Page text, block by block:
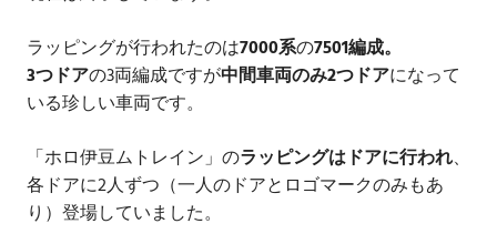
ラッピングが行われたのは7000系の7501編成。
3つドアの3両編成ですが中間車両のみ2つドアになって
いる珍しい車両です。
「ホロ伊豆ムトレイン」のラッピングはドアに行われ、
各ドアに2人ずつ（一人のドアとロゴマークのみもあ
り）登場していました。